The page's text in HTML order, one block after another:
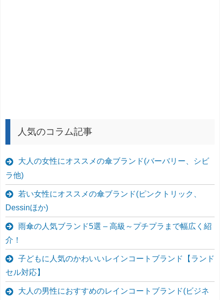
人気のコラム記事
大人の女性にオススメの傘ブランド(バーバリー、シビ
ラ他)
若い女性にオススメの傘ブランド(ピンクトリック、
Dessinほか)
雨傘の人気ブランド5選 – 高級～プチプラまで幅広く紹
介！
子どもに人気のかわいいレインコートブランド【ランド
セル対応】
大人の男性におすすめのレインコートブランド(ビジネ